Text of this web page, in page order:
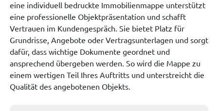
eine individuell bedruckte Immobilienmappe unterstützt
eine professionelle Objektpräsentation und schafft
Vertrauen im Kundengespräch. Sie bietet Platz für
Grundrisse, Angebote oder Vertragsunterlagen und sorgt
dafür, dass wichtige Dokumente geordnet und
ansprechend übergeben werden. So wird die Mappe zu
einem wertigen Teil Ihres Auftritts und unterstreicht die
Qualität des angebotenen Objekts.